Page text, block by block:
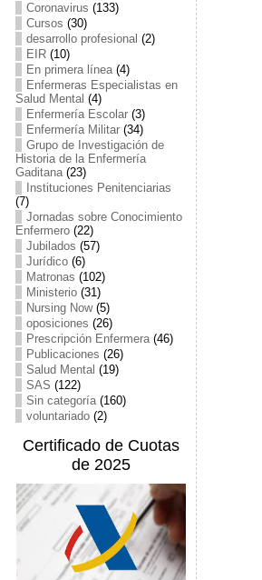
Coronavirus (133)
Cursos (30)
desarrollo profesional (2)
EIR(10)
En primera línea(4)
Enfermeras Especialistas en
Salud Mental (4)
Enfermería Escolar(3)
Enfermería Militar(34)
Grupo de Investigación de
Historia de la Enfermería
Gaditana(23)
Instituciones Penitenciarias
(7)
Jornadas sobre Conocimiento
Enfermero(22)
Jubilados (57)
Jurídico(6)
Matronas (102)
Ministerio(31)
Nursing Now(5)
oposiciones (26)
Prescripción Enfermera(46)
Publicaciones (26)
Salud Mental (19)
SAS (122)
Sin categoría(160)
voluntariado(2)
Certificado de Cuotas
de 2025